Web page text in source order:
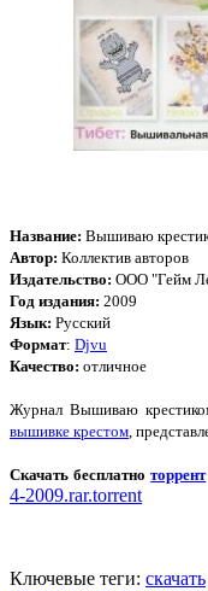
Название: Вышиваю
Автор: Коллектив авторов
Издательство: ООО "Гейм
Год издания: 2009
Язык: Русский
Формат: Djvu
Качество: отличное
Журнал Вышиваю
вышивке крестом ,
Скачать бесплатноторрент
4-2009.rar.torrent
Ключевые теги: скачать